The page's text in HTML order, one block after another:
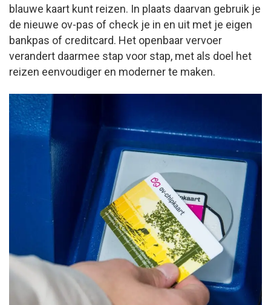
blauwe kaart kunt reizen. In plaats daarvan gebruik je
de nieuwe ov-pas of check je in en uit met je eigen
bankpas of creditcard. Het openbaar vervoer
verandert daarmee stap voor stap, met als doel het
reizen eenvoudiger en moderner te maken.